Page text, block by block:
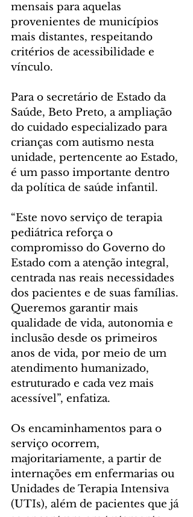
mensais para aquelas
provenientes de municípios
mais distantes, respeitando
critérios de acessibilidade e
vínculo.
Para o secretário de Estado da
Saúde, Beto Preto, a ampliação
do cuidado especializado para
crianças com autismo nesta
unidade, pertencente ao Estado,
é um passo importante dentro
da política de saúde infantil.
“Este novo serviço de terapia
pediátrica reforça o
compromisso do Governo do
Estado com a atenção integral,
centrada nas reais necessidades
dos pacientes e de suas famílias.
Queremos garantir mais
qualidade de vida, autonomia e
inclusão desde os primeiros
anos de vida, por meio de um
atendimento humanizado,
estruturado e cada vez mais
acessível”, enfatiza.
Os encaminhamentos para o
serviço ocorrem,
majoritariamente, a partir de
internações em enfermarias ou
Unidades de Terapia Intensiva
(UTIs), além de pacientes que já